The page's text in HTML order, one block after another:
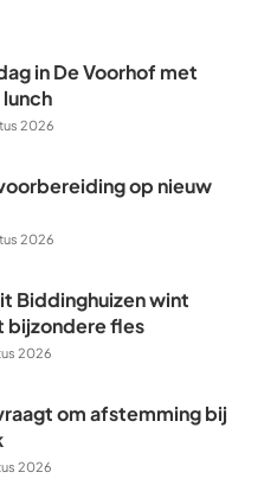
in De Voorhof met
2026
op nieuw
2026
Biddinghuizen wint
fles
2026
om afstemming bij
2026